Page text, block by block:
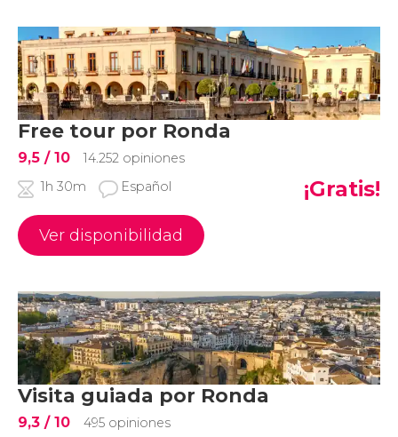
Free tour por Ronda
9,5 / 10
14.252 opiniones
1h 30m
Español ¡Gratis!
Ver disponibilidad
Visita guiada por Ronda
9,3 / 10
495 opiniones